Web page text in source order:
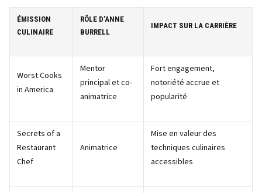
ÉMISSION
CULINAIRE
RÔLE D’ANNE
BURRELL
IMPACT SUR LA CARRIÈRE
Worst Cooks
in America
Mentor
principal et co-
animatrice
Fort engagement,
notoriété accrue et
popularité
Secrets of a
Restaurant
Chef
Animatrice
Mise en valeur des
techniques culinaires
accessibles